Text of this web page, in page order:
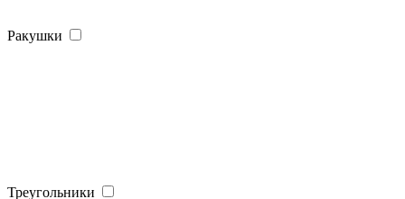
Ракушки
Треугольники